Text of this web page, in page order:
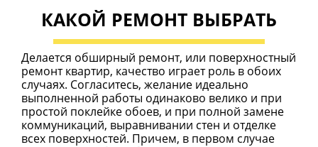
КАКОЙ РЕМОНТ ВЫБРАТЬ
Делается обширный ремонт, или поверхностный
ремонт квартир, качество играет роль в обоих
случаях. Согласитесь, желание идеально
выполненной работы одинаково велико и при
простой поклейке обоев, и при полной замене
коммуникаций, выравнивании стен и отделке
всех поверхностей. Причем, в первом случае